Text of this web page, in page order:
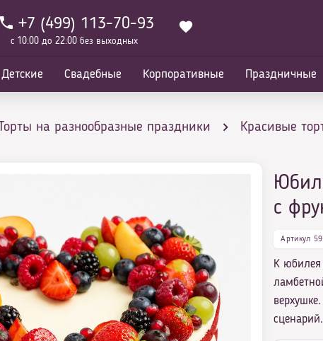
+7 (499) 113-70-93
с 10:00 до 22:00 без выходных
Детские Свадебные Корпоративные Праздничные
Торты на разнообразные праздники Красивые
с
Артикул
К юбилея
сценарий.